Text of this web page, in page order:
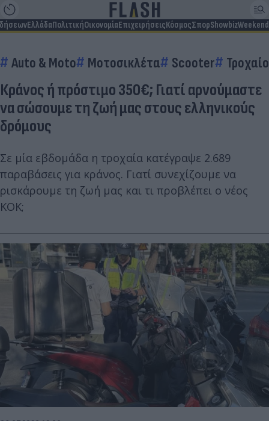
ΕλλάδαΠολιτικήΟικονομίαΕπιχειρήσειςΚόσμοςΣπορShowbizWeekend
Auto & Moto Μοτοσικλέτα Scooter Τροχαίο
Κράνος ή πρόστιμο 350€; Γιατί αρνούμαστε
να σώσουμε τη ζωή μας στους ελληνικούς
δρόμους
Σε μία εβδομάδα η τροχαία κατέγραψε 2.689
παραβάσεις για κράνος. Γιατί συνεχίζουμε να
ρισκάρουμε τη ζωή μας και τι προβλέπει ο νέος
ΚΟΚ;